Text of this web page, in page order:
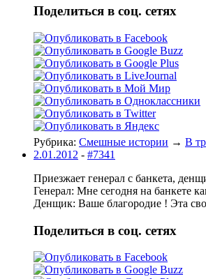
Поделиться в соц. сетях
Рубрика: Смешные истории → В
2.01.2012 - #7341
Приезжает генерал с банкета,
Генерал: Мне сегодня на банкете
Денщик: Ваше благородие ! Эта
Поделиться в соц. сетях